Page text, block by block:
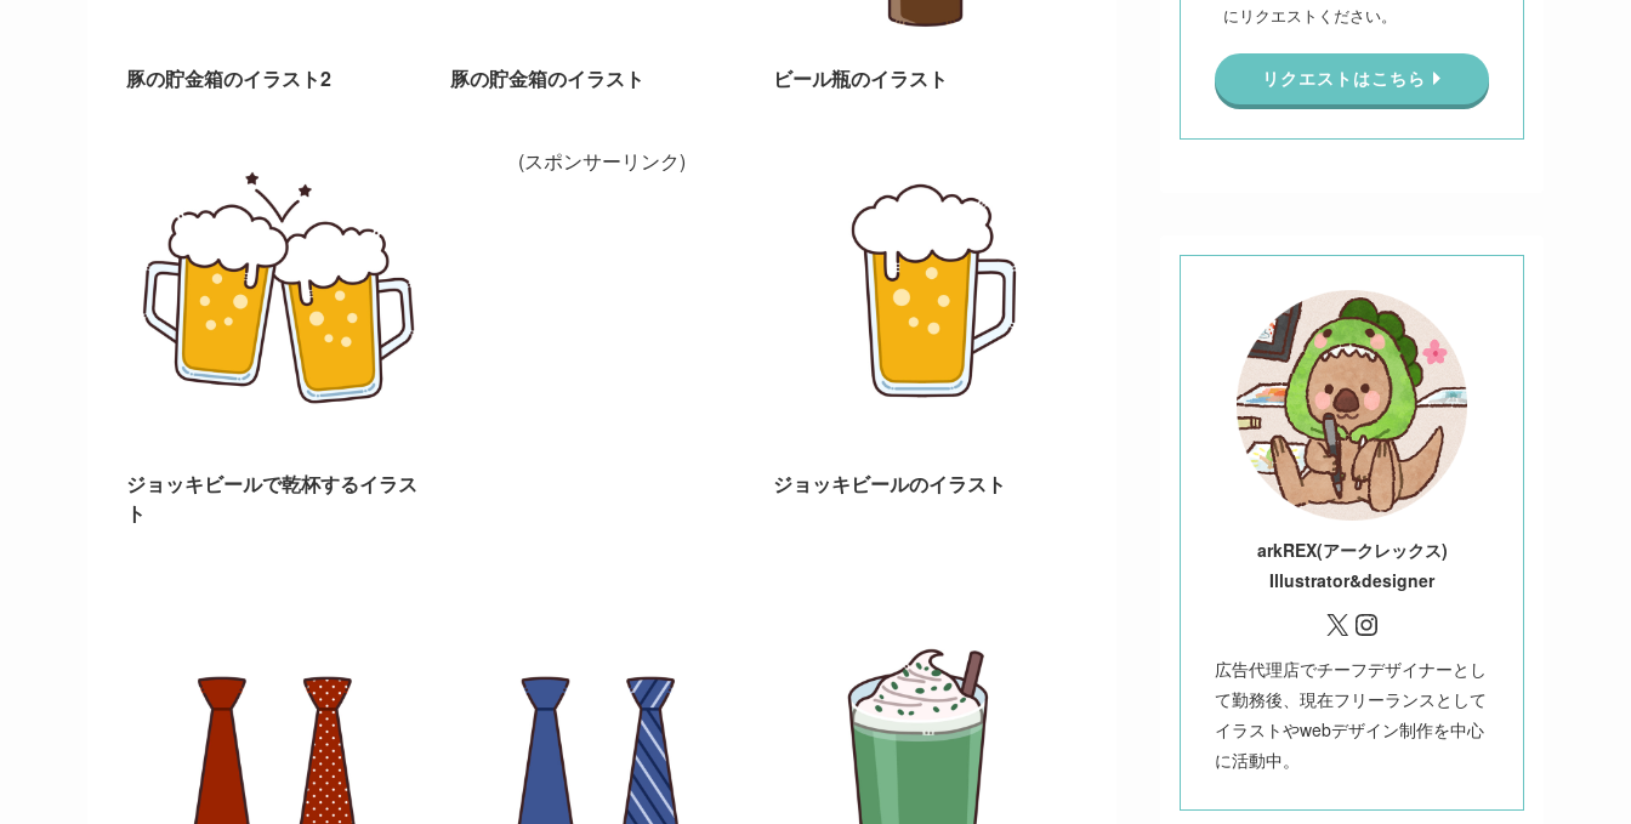
豚の貯金箱のイラスト2 豚の貯金箱のイラスト ビール瓶のイラスト
ジョッキビールで乾杯するイラス
ト
(スポンサーリンク)
ジョッキビールのイラスト
にリクエストください。
リクエストはこちら
arkREX(アークレックス)
Illustrator&designer
X Instagram
広告代理店でチーフデザイナーとし
て勤務後、現在フリーランスとして
イラストやwebデザイン制作を中心
に活動中。